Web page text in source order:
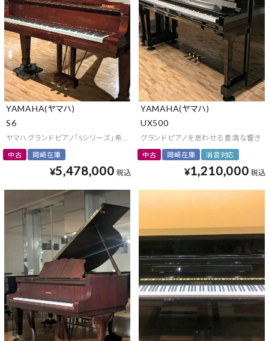
YAMAHA(ヤマハ)
S6
ヤマハグランドピアノ「Sシリーズ」希少な木目仕様
中古 岡崎在庫
¥5,478,000 税込
YAMAHA(ヤマハ)
UX500
グランドピアノを思わせる豊満な響き
中古 岡崎在庫 消音対応
¥1,210,000 税込